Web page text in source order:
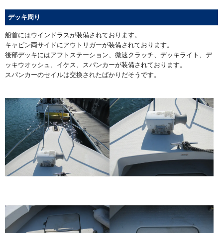
デッキ周り
船首にはウインドラスが装備されております。
キャビン両サイドにアウトリガーが装備されております。
後部デッキにはアフトステーション、微速クラッチ、デッキライト、デ
ッキウオッシュ、イケス、スパンカーが装備されております。
スパンカーのセイルは交換されたばかりだそうです。